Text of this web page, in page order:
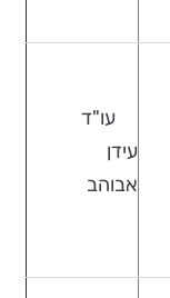
עו"ד
עידן
אבוהב